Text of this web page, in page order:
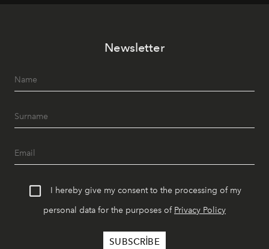
geceye taşıyarak her hafta farklı bir deneyim sunuyor.
Newsletter
I hereby give my consent to the processing of my
personal data for the purposes of Privacy Policy